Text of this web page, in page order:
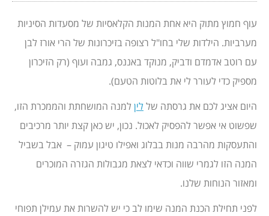
עוף חמוץ מתוק היא אחת המנות הקלאסיות של מסעדות הסיניות
מערביות. הילדות שלי בחו"ל רצופה בזיכרונות של הרי אורז לבן
עם רוטב אדמדם ודביק, מנוקד באננס, גמבה ועוף (רק הזיכרון
מספיק כדי לעורר לי את בלוטות הטעם).
היום אציג לכם את גרסתה שללין למנה המושחתת והממכרת הזו,
שפשוט אי אפשר להפסיק לאכול. נכון, יש כאן קצת יותר מרכיבים
והתעסקות מהרבה מנות בבלוג ואפילו טיגון עמוק – אבל בשביל
המנה הזו לגמרי שווה וכדאי לצאת מגבולות הגזרה המוכרים
ומאזור הנוחות שלנו.
לפני תחילת הכנת המנה שימו לב כי יש להשרות את עמילן תפוחי